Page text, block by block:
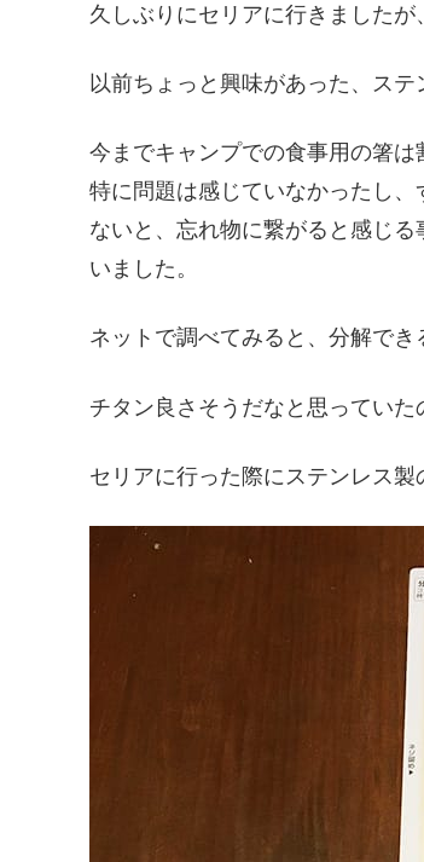
久しぶりにセリアに行きましたが
以前ちょっと興味があった、ステ
今までキャンプでの食事用の箸は
特に問題は感じていなかったし
ないと、忘れ物に繋がると感じ
いました。
ネットで調べてみると、分解でき
チタン良さそうだなと思っていた
セリアに行った際にステンレス製